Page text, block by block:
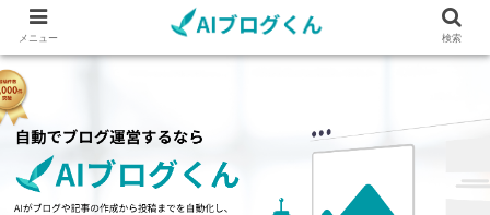
メニュー 検索